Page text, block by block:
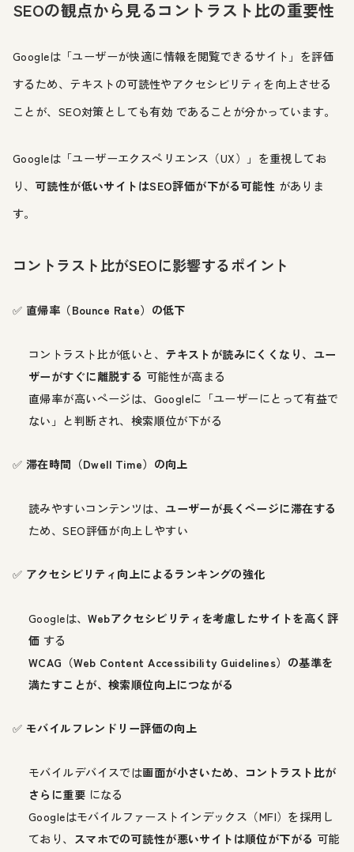
SEOの観点から見るコントラスト比の重要性
Googleは「ユーザーが快適に情報を閲覧できるサイト」を評価
するため、テキストの可読性やアクセシビリティを向上させる
ことが、SEO対策としても有効 であることが分かっています。
Googleは「ユーザーエクスペリエンス（UX）」を重視してお
り、 可読性が低いサイトはSEO評価が下がる可能性 がありま
す。
コントラスト比がSEOに影響するポイント
✅ 直帰率（Bounce Rate）の低下
コントラスト比が低いと、 テキストが読みにくくなり、ユー
ザーがすぐに離脱する 可能性が高まる
直帰率が高いページは、Googleに「ユーザーにとって有益で
ない」と判断され、検索順位が下がる
✅ 滞在時間（Dwell Time）の向上
読みやすいコンテンツは、 ユーザーが長くページに滞在する
ため、SEO評価が向上しやすい
✅ アクセシビリティ向上によるランキングの強化
Googleは、Webアクセシビリティを考慮したサイトを高く評
価 する
WCAG（Web Content Accessibility Guidelines）の基準を
満たすことが、検索順位向上につながる
✅ モバイルフレンドリー評価の向上
モバイルデバイスでは画面が小さいため、コントラスト比が
さらに重要 になる
Googleはモバイルファーストインデックス（MFI）を採用し
ており、 スマホでの可読性が悪いサイトは順位が下がる 可能